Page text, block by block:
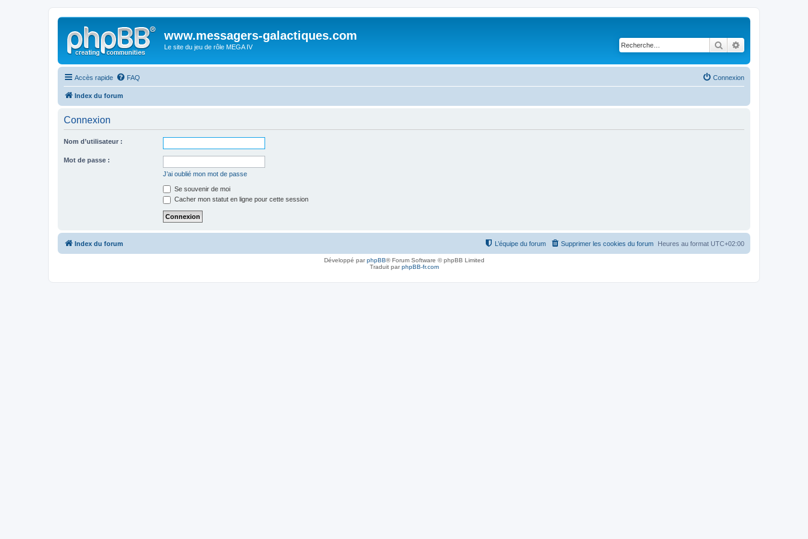
www.messagers-galactiques.com
Le site du jeu de rôle MEGA IV Rechercher
Accès rapide FAQ Connexion
Index du forum
Connexion
Nom d’utilisateur :
Mot de passe :
J’ai oublié mon mot de passe
Se souvenir de moi
Cacher mon statut en ligne pour cette session
Index du forum Heures au format UTC+02:00
Supprimer les cookies du forum
L’équipe du forum
Développé parphpBB® Forum Software © phpBB Limited
Traduit parphpBB-fr.com